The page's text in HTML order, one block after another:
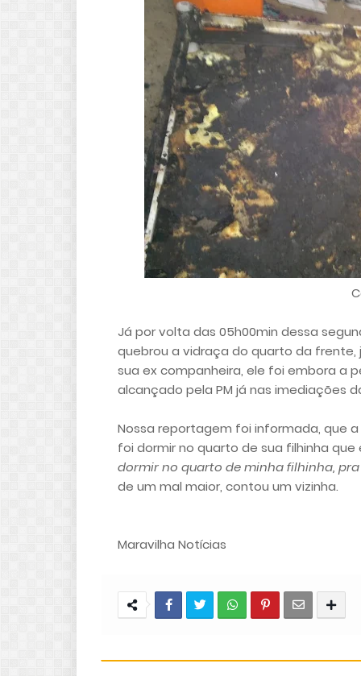
Já por volta das 05h00min dessa
quebrou a vidraça do quarto da
sua ex companheira, ele foi embora a
alcançado pela PM já nas imediações
Nossa reportagem foi informada, que
foi dormir no quarto de sua filhinha
dormir no quarto de minha filhinha,
de um mal maior, contou um vizinha.
Maravilha Notícias